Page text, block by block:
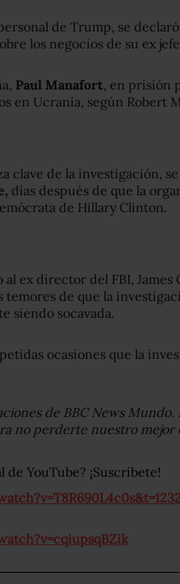
personal de Trump, se
los negocios de su ex
Paul Manafort , en prisión
en Ucrania, según Robert
clave de la investigación,
días después de que la
de Hillary Clinton.
ex director del FBI, James
temores de que la
siendo socavada.
ocasiones que la
de BBC News Mundo.
no perderte nuestro mejor
de YouTube? ¡Suscríbete!